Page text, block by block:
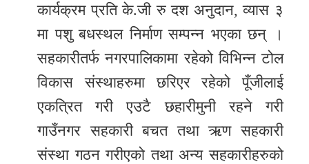
कार्यक्रम प्रति के.जी रु दश अनुदान, व्यास ३
मा पशु बधस्थल निर्माण सम्पन्न भएका छन् ।
सहकारीतर्फ नगरपालिकामा रहेको विभिन्न टोल
विकास संस्थाहरुमा छरिएर रहेको पूँजीलाई
एकत्रित गरी एउटै छहारीमुनी रहने गरी
गाउँनगर सहकारी बचत तथा ऋण सहकारी
संस्था गठन गरीएको तथा अन्य सहकारीहरुको